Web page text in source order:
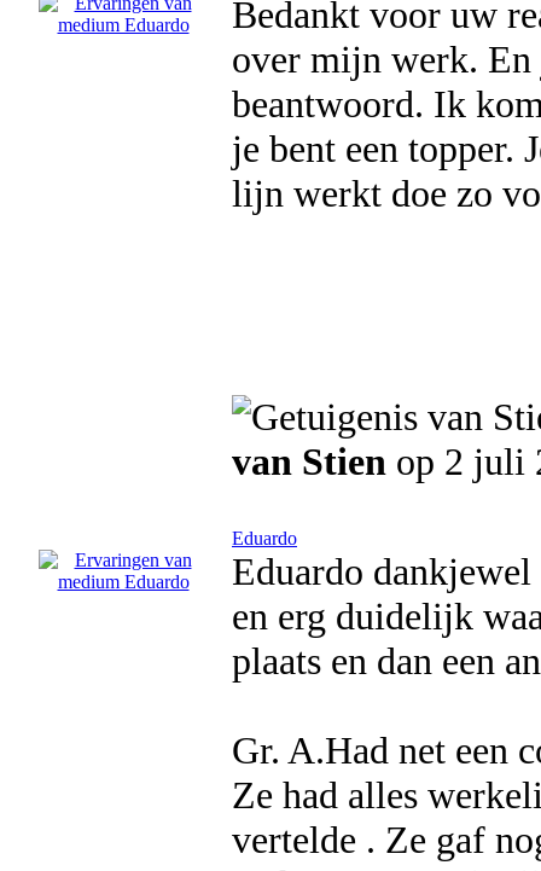
Bedankt voor uw
over mijn werk. En
beantwoord. Ik
je bent een topper.
lijn werkt doe zo
van Stien op 2 juli
Eduardo
Eduardo
en erg duidelijk
plaats en dan een
Gr. A.Had net een
Ze had alles
vertelde . Ze gaf